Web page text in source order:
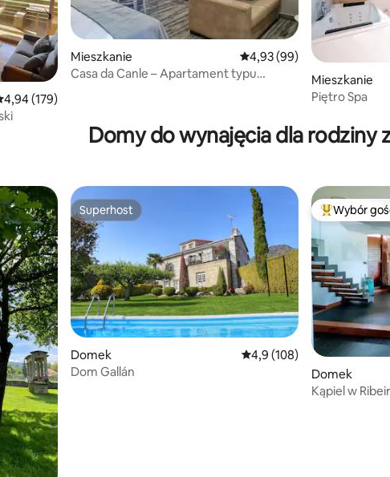
ocena: 4,94 na 5, liczba recenzji: 179
4,94 (179)
Mieszkanie Średnia ocena: 4,93 na 5,
4,93 (99)
Casa da Canle – Apartament typu
Mieszkanie
Piętro Spa
Domy do wynajęcia dla rodziny
gości Superhost
Superhost
Domek Średnia ocena: 4,9 na 5,
4,9 (108)
Dom Gallán
Wybór
Domek
Kąpiel w